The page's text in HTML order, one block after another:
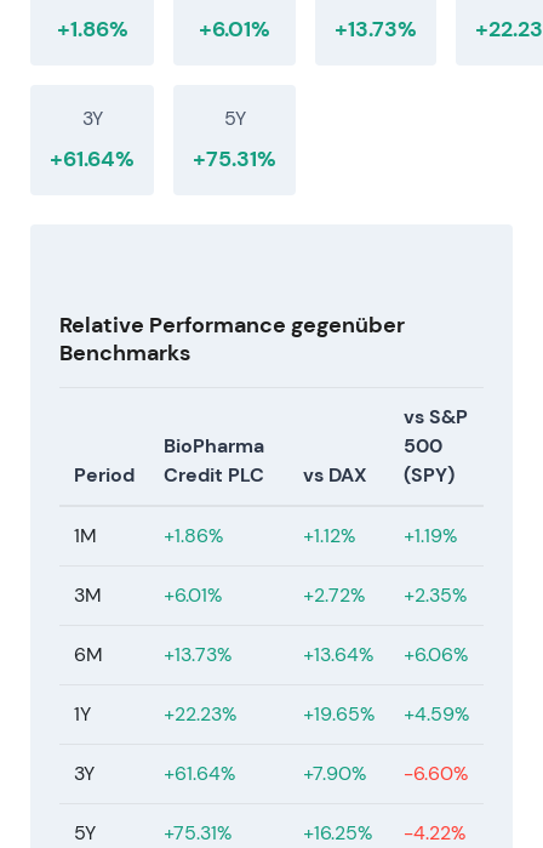
+1.86% +6.01% +13.73%
3Y
+61.64%
5Y
+75.31%
Relative Performance gegenüber
Benchmarks
Period
BioPharma
Credit PLC
vs DAX
vs S&P
500
(SPY)
1M +1.86% +1.12% +1.19%
3M +6.01% +2.72% +2.35%
6M +13.73% +13.64% +6.06%
1Y +22.23% +19.65% +4.59%
3Y +61.64% +7.90% -6.60%
5Y +75.31% +16.25% -4.22%